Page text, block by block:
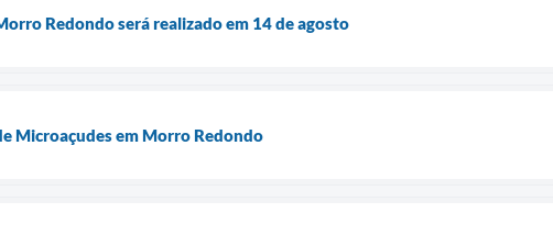
Redondo será realizado em 14 de agosto
Microaçudes em Morro Redondo